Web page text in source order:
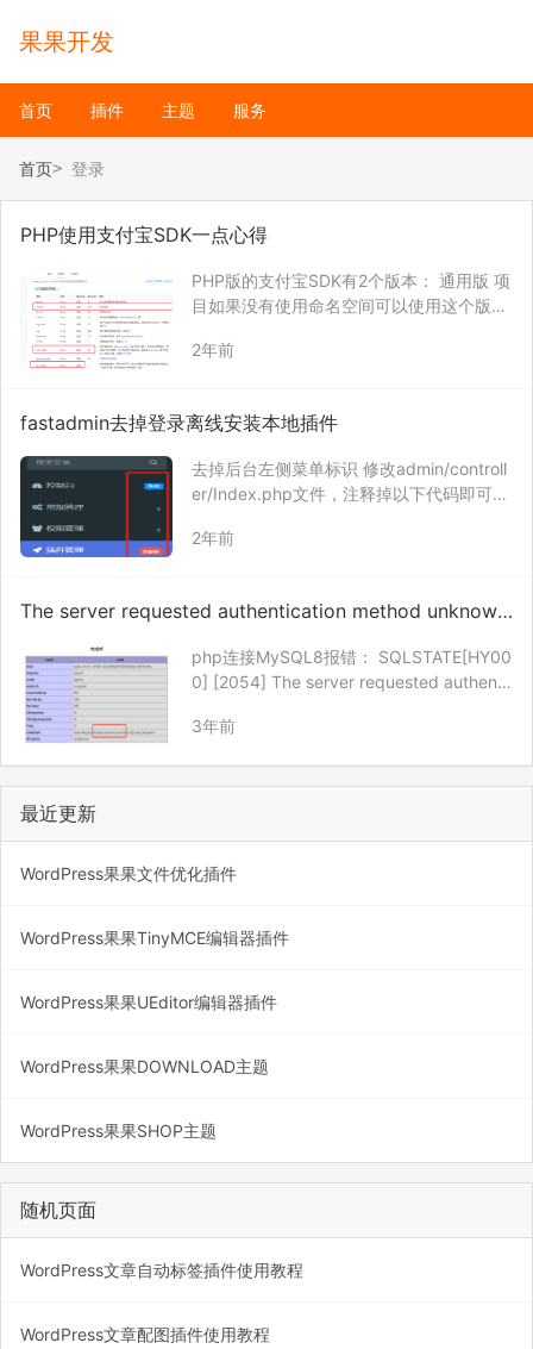
果果开发
首页 插件 主题 服务
首页 登录
PHP使用支付宝SDK一点心得
PHP版的支付宝SDK有2个版本： 通用版 项
目如果没有使用命名空间可以使用这个版
$aop->gatewayUrl = ‘https://openapi.ali
2年前
fastadmin去掉登录离线安装本地插件
去掉后台左侧菜单标识 修改admin/controll
er/Index.php文件，注释掉以下代码即可
ets/js/backend/addon.js文件，去掉登录
2年前
The server requested authentication method unknown
php连接MySQL8报错： SQLSTATE[HY00
0] [2054] The server requested authenti
办法： 修改MySQL配置文件…
3年前
最近更新
WordPress果果文件优化插件
WordPress果果TinyMCE编辑器插件
WordPress果果UEditor编辑器插件
WordPress果果DOWNLOAD主题
WordPress果果SHOP主题
随机页面
WordPress文章自动标签插件使用教程
WordPress文章配图插件使用教程